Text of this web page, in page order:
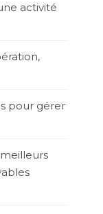
activité
pour gérer